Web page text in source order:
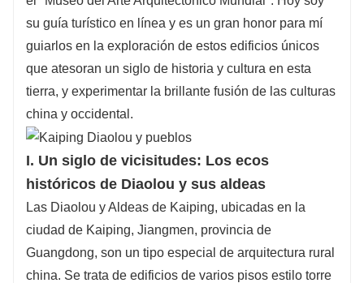
casas antiguas: la clásica y tranquila campiña
china.
Estándar de catering: saboree las delicias
locales.
Alojamiento Estándar: Hoteles locales de 4-5
estrellas.
Selección de atracciones: combinaciones
flexibles y diseño de itinerarios profesionales.
Estándar de transporte: múltiples opciones de
vehículos adaptadas a sus necesidades.
Actividades de entretenimiento: Experiencias
culturales locales inmersivas con guía
su guía turístico en línea y es un gran honor para mí
guiarlos en la exploración de estos edificios únicos
que atesoran un siglo de historia y cultura en esta
tierra, y experimentar la brillante fusión de las culturas
china y occidental.
I. Un siglo de vicisitudes: Los ecos
históricos de Diaolou y sus aldeas
Las Diaolou y Aldeas de Kaiping, ubicadas en la
ciudad de Kaiping, Jiangmen, provincia de
Guangdong, son un tipo especial de arquitectura rural
china. Se trata de edificios de varios pisos estilo torre